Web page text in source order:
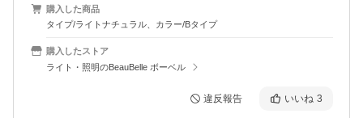
購入した商品
タイプ/ライトナチュラル、カラー/Bタイプ
購入したストア
ライト・照明のBeauBelle ボーベル
違反報告 いいね 3